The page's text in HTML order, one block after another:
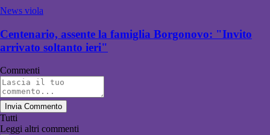
News viola
Centenario, assente la famiglia Borgonovo: "Invito
arrivato soltanto ieri"
Commenti
Invia Commento
Tutti
Leggi altri commenti